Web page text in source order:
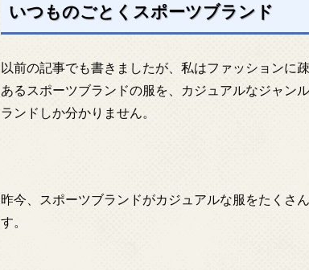
いつものごとくスポーツブランド
以前の記事でも書きましたが、私はファッションに
あるスポーツブランドの服を、カジュアルなジャン
ランドしか分かりません。
昨今、スポーツブランドがカジュアルな服をたくさ
す。